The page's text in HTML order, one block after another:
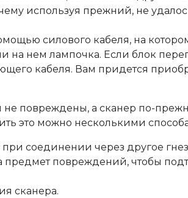
используя прежний, не
силового кабеля, на
на нем лампочка. Если блок
кабеля. Вам придется
не повреждены, а сканер по-
это можно несколькими
соединении через другое
предмет повреждений, чтобы
сканера.